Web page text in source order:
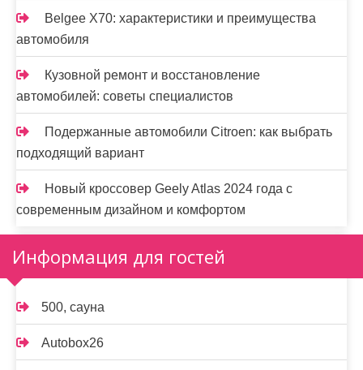
Belgee X70: характеристики и преимущества
автомобиля
Кузовной ремонт и восстановление
автомобилей: советы специалистов
Подержанные автомобили Citroen: как выбрать
подходящий вариант
Новый кроссовер Geely Atlas 2024 года с
современным дизайном и комфортом
Информация для гостей
500, сауна
Autobox26